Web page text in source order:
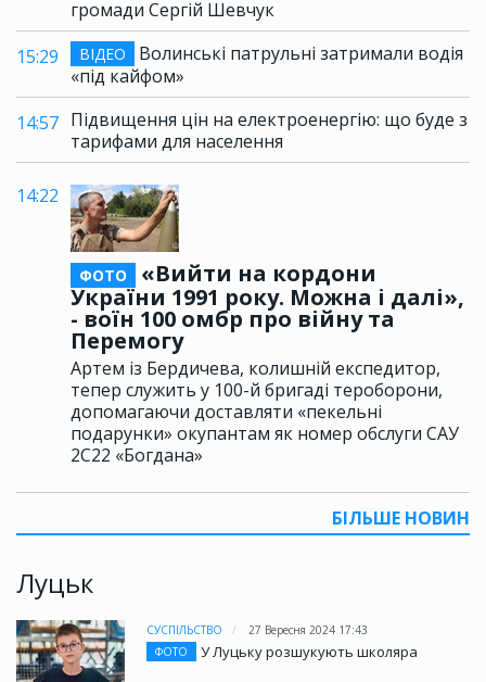
громади Сергій Шевчук
15:29
ВІДЕО
Волинські патрульні затримали водія
«під кайфом»
14:57 Підвищення цін на електроенергію: що буде з
тарифами для населення
14:22
ФОТО
«Вийти на кордони
України 1991 року. Можна і далі»,
- воїн 100 омбр про війну та
Перемогу
Артем із Бердичева, колишній експедитор,
тепер служить у 100-й бригаді тероборони,
допомагаючи доставляти «пекельні
подарунки» окупантам як номер обслуги САУ
2С22 «Богдана»
БІЛЬШЕ НОВИН
Луцьк
СУСПІЛЬСТВО
27 Вересня 2024 17:43
ФОТО
У Луцьку розшукують школяра